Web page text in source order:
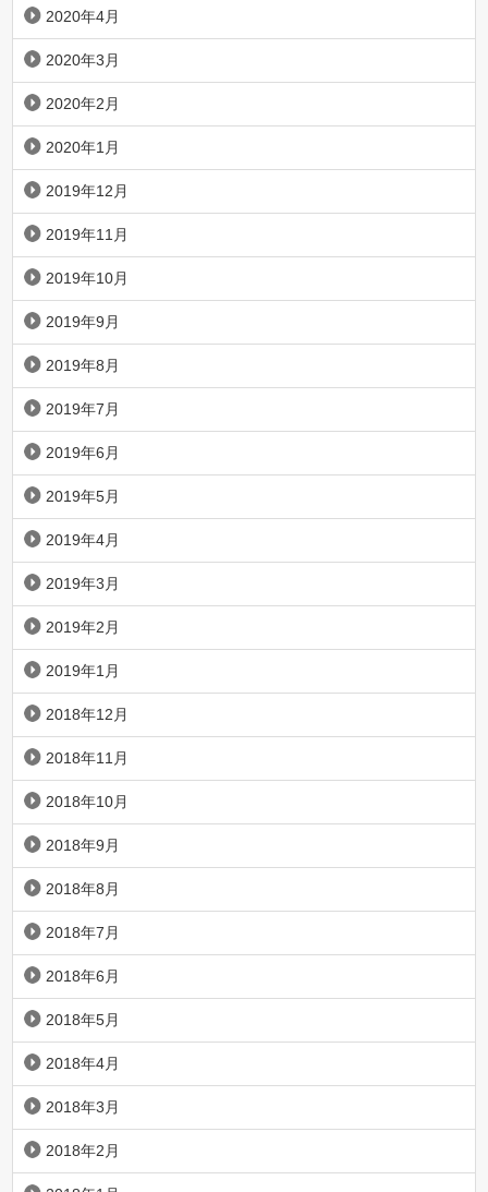
2020年4月
2020年3月
2020年2月
2020年1月
2019年12月
2019年11月
2019年10月
2019年9月
2019年8月
2019年7月
2019年6月
2019年5月
2019年4月
2019年3月
2019年2月
2019年1月
2018年12月
2018年11月
2018年10月
2018年9月
2018年8月
2018年7月
2018年6月
2018年5月
2018年4月
2018年3月
2018年2月